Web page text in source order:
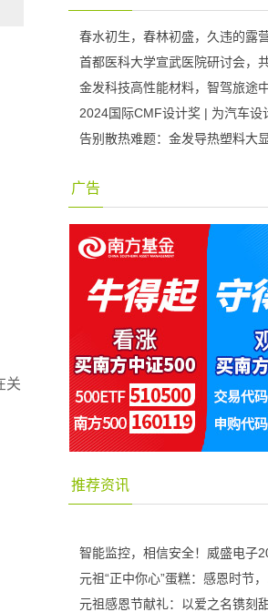
关
春水初生，春林初盛，久违的露
首都医科大学宣武医院研讨会，
金发科技高性能材料，智驾旅途
2024国际CMF设计奖 | 为汽车设
告别散热难题：金发导热塑料大
广告
推荐资讯
智能监控，相信安全！威盛电子
元祖“正中你心”蛋糕：感恩时节
元祖感恩节献礼：以爱之名镌刻